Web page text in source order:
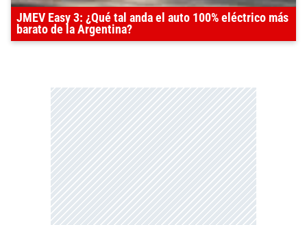
JMEV Easy 3: ¿Qué tal anda el auto 100% eléctrico más
barato de la Argentina?